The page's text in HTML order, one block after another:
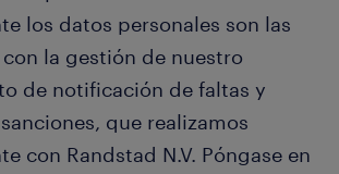
los datos personales son las
la gestión de nuestro
de notificación de faltas y
que realizamos
con Randstad N.V. Póngase en